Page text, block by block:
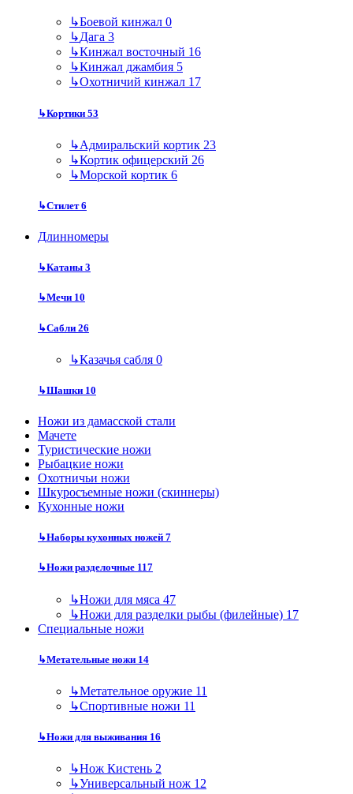
↳Боевой кинжал 0
↳Дага 3
↳Кинжал восточный 16
↳Кинжал джамбия 5
↳Охотничий кинжал 17
↳Кортики 53
↳Адмиральский кортик 23
↳Кортик офицерский 26
↳Морской кортик 6
↳Стилет6
Длинномеры
↳Катаны 3
↳Мечи 10
↳Сабли 26
↳Казачья сабля 0
↳Шашки 10
Ножи из дамасской стали
Мачете
Туристические ножи
Рыбацкие ножи
Охотничьи ножи
Шкуросъемные ножи (скиннеры)
Кухонные ножи
↳Наборы кухонных ножей 7
↳Ножи разделочные 117
↳Ножи для мяса 47
↳Ножи для разделки рыбы (филейные) 17
Специальные ножи
↳Метательные ножи 14
↳Метательное оружие 11
↳Спортивные ножи 11
↳Ножи для выживания 16
↳Нож Кистень 2
↳Универсальный нож 12